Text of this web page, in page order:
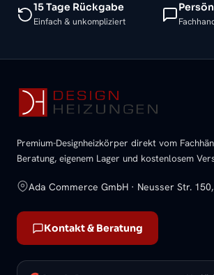
15 Tage Rückgabe
Einfach & unkompliziert
Premium-Designheizkörper direkt vom
Beratung, eigenem Lager und kostenlosem
Ada Commerce GmbH · Neusser Str.
Kontakt & Beratung